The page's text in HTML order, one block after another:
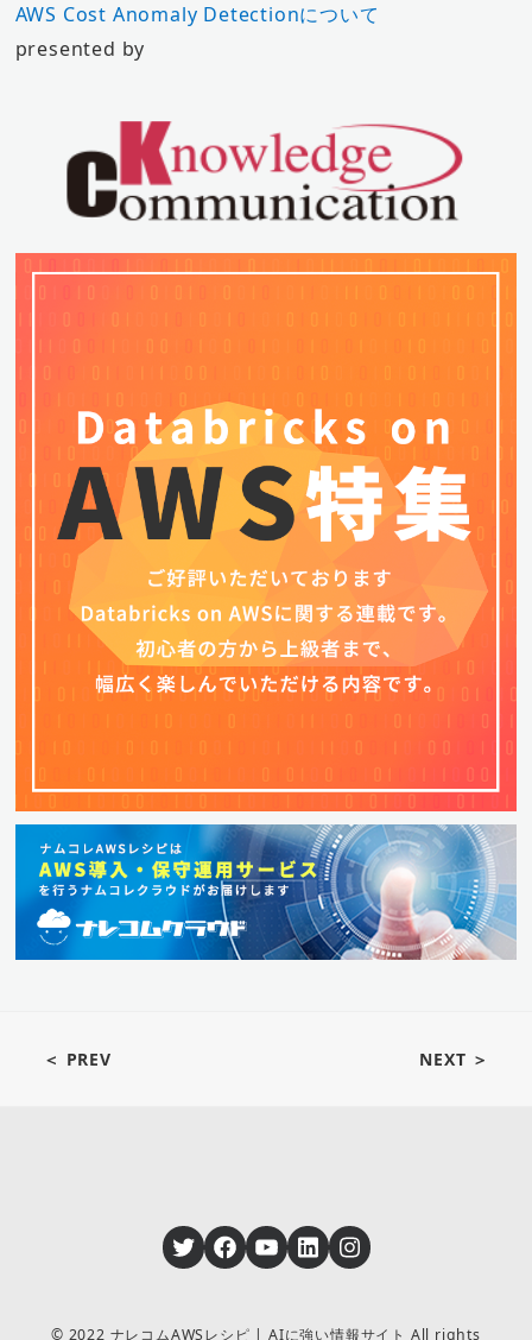
AWS Cost Anomaly Detectionについて
presented by
＜ PREV NEXT ＞
Twitter Facebook YouTube LinkedIn Instagram
© 2022 ナレコムAWSレシピ | AIに強い情報サイト All rights